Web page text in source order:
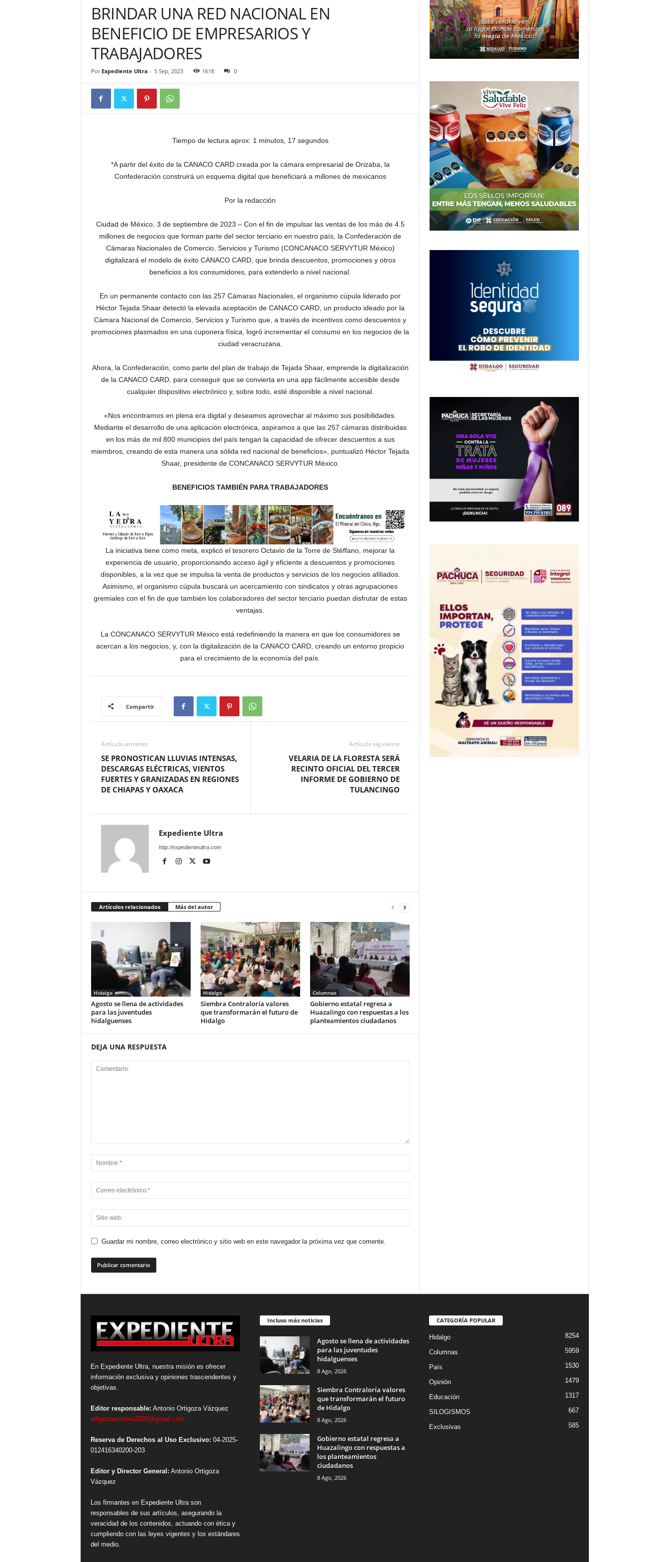
BRINDAR UNA RED NACIONAL EN
BENEFICIO DE EMPRESARIOS Y
TRABAJADORES
Por Expediente Ultra - 5 Sep, 2023 1618 0
Tiempo de lectura aprox: 1 minutos, 17 segundos
*A partir del éxito de la CANACO CARD creada por la cámara empresarial de Orizaba, la
Confederación construirá un esquema digital que beneficiará a millones de mexicanos
Por la redacción
Ciudad de México, 3 de septiembre de 2023 – Con el fin de impulsar las ventas de los más de 4.5
millones de negocios que forman parte del sector terciario en nuestro país, la Confederación de
Cámaras Nacionales de Comercio, Servicios y Turismo (CONCANACO SERVYTUR México)
digitalizará el modelo de éxito CANACO CARD, que brinda descuentos, promociones y otros
beneficios a los consumidores, para extenderlo a nivel nacional.
En un permanente contacto con las 257 Cámaras Nacionales, el organismo cúpula liderado por
Héctor Tejada Shaar detectó la elevada aceptación de CANACO CARD, un producto ideado por la
Cámara Nacional de Comercio, Servicios y Turismo que, a través de incentivos como descuentos y
promociones plasmados en una cuponera física, logró incrementar el consumo en los negocios de la
ciudad veracruzana.
Ahora, la Confederación, como parte del plan de trabajo de Tejada Shaar, emprende la digitalización
de la CANACO CARD, para conseguir que se convierta en una app fácilmente accesible desde
cualquier dispositivo electrónico y, sobre todo, esté disponible a nivel nacional.
«Nos encontramos en plena era digital y deseamos aprovechar al máximo sus posibilidades.
Mediante el desarrollo de una aplicación electrónica, aspiramos a que las 257 cámaras distribuidas
en los más de mil 800 municipios del país tengan la capacidad de ofrecer descuentos a sus
miembros, creando de esta manera una sólida red nacional de beneficios», puntualizó Héctor Tejada
Shaar, presidente de CONCANACO SERVYTUR México.
BENEFICIOS TAMBIÉN PARA TRABAJADORES
La iniciativa tiene como meta, explicó el tesorero Octavio de la Torre de Stéffano, mejorar la
experiencia de usuario, proporcionando acceso ágil y eficiente a descuentos y promociones
disponibles, a la vez que se impulsa la venta de productos y servicios de los negocios afiliados.
Asimismo, el organismo cúpula buscará un acercamiento con sindicatos y otras agrupaciones
gremiales con el fin de que también los colaboradores del sector terciario puedan disfrutar de estas
ventajas.
La CONCANACO SERVYTUR México está redefiniendo la manera en que los consumidores se
acercan a los negocios, y, con la digitalización de la CANACO CARD, creando un entorno propicio
para el crecimiento de la economía del país.
Compartir
Artículo anterior
SE PRONOSTICAN LLUVIAS INTENSAS,
DESCARGAS ELÉCTRICAS, VIENTOS
FUERTES Y GRANIZADAS EN REGIONES
DE CHIAPAS Y OAXACA
Artículo siguiente
VELARIA DE LA FLORESTA SERÁ
RECINTO OFICIAL DEL TERCER
INFORME DE GOBIERNO DE
TULANCINGO
Expediente Ultra
http://expedienteultra.com
Artículos relacionados Más del autor
Hidalgo
Agosto se llena de actividades
para las juventudes
hidalguenses
Hidalgo
Siembra Contraloría valores
que transformarán el futuro de
Hidalgo
Columnas
Gobierno estatal regresa a
Huazalingo con respuestas a los
planteamientos ciudadanos
DEJA UNA RESPUESTA
Guardar mi nombre, correo electrónico y sitio web en este navegador la próxima vez que comente.
En Expediente Ultra, nuestra misión es ofrecer
información exclusiva y opiniones trascendentes y
objetivas.
Editor responsable: Antonio Ortigoza Vázquez
ortigozaantonio2026@gmail.com
Reserva de Derechos al Uso Exclusivo: 04-2025-
012416340200-203
Editor y Director General: Antonio Ortigoza
Vázquez
Los firmantes en Expediente Ultra son
responsables de sus artículos, asegurando la
veracidad de los contenidos, actuando con ética y
cumpliendo con las leyes vigentes y los estándares
del medio.
Incluso más noticias
Agosto se llena de actividades
para las juventudes
hidalguenses
8 Ago, 2026
Siembra Contraloría valores
que transformarán el futuro
de Hidalgo
8 Ago, 2026
Gobierno estatal regresa a
Huazalingo con respuestas a
los planteamientos
ciudadanos
8 Ago, 2026
CATEGORÍA POPULAR
Hidalgo 8254
Columnas 5959
País 1530
Opinión 1479
Educación 1317
SILOGISMOS 667
Exclusivas 585